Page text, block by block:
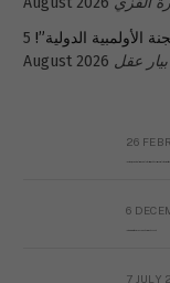
الأولمبية الدولية”! 5
August 2026 بيار عقل
26
6
7 JULY